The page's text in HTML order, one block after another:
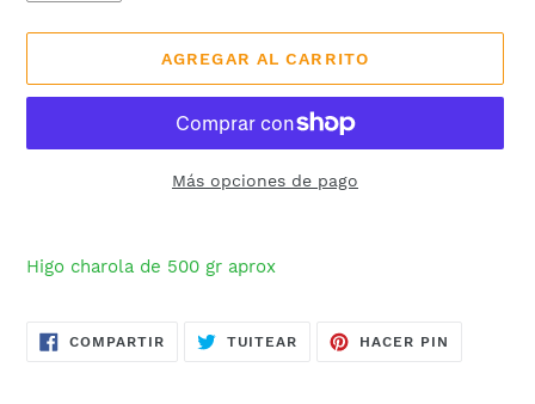
AGREGAR AL CARRITO
Más opciones de pago
el
producto
tu
Higo charola de 500 gr aprox
COMPARTIRCOMPARTIRTUITEAR TUITEARHACER PIN